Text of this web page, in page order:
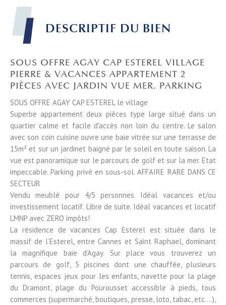
DESCRIPTIF DU BIEN
SOUS OFFRE AGAY CAP ESTEREL VILLAGE
PIERRE & VACANCES APPARTEMENT 2
PIÈCES AVEC JARDIN VUE MER. PARKING
SOUS OFFRE AGAY CAP ESTEREL le village
Superbe appartement deux pièces type large situé dans un
quartier calme et facile d'accès non loin du centre. Le salon
avec son coin cuisine ouvre une baie vitrée sur une terrasse de
15m² et sur un jardinet baigné par le soleil en toute saison. La
vue est panoramique sur le parcours de golf et sur la mer. Etat
impeccable. Parking privé en sous-sol. AFFAIRE RARE DANS CE
SECTEUR
Vendu meublé pour 4/5 personnes. Idéal vacances et/ou
investissement locatif. Libre de suite. Idéal vacances et locatif
LMNP avec ZERO impôts!
La résidence de vacances Cap Esterel est située dans le
massif de l’Esterel, entre Cannes et Saint Raphael, dominant
la magnifique baie d’Agay. Sur place vous trouverez un
parcours de golf, 5 piscines dont une chauffée, plusieurs
tennis, espaces jeux pour les enfants, navette pour la plage
du Dramont, plage du Pourousset accessible à pieds, tous
commerces (supermarché, boutiques, presse, loto, tabac, etc….),